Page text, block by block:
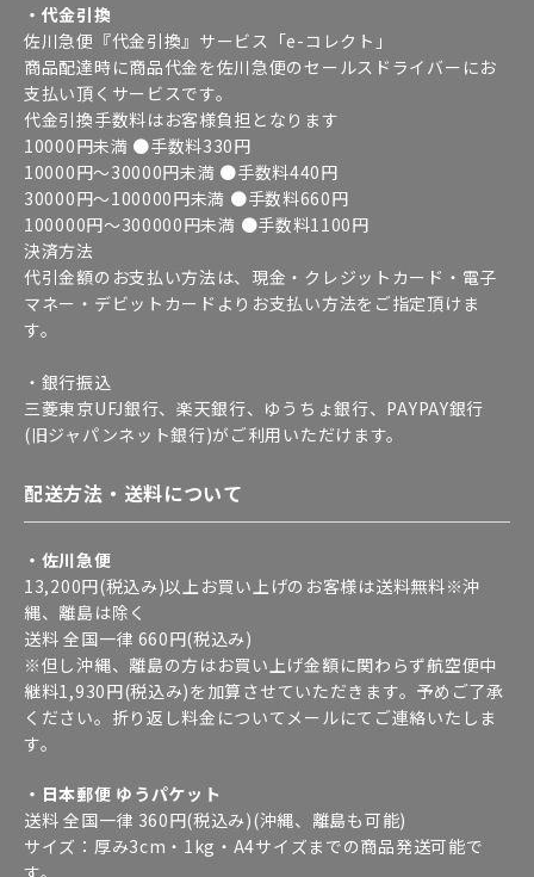
・代金引換
佐川急便『代金引換』サービス「e-コレクト」
商品配達時に商品代金を佐川急便のセールスドライバーにお
支払い頂くサービスです。
代金引換手数料はお客様負担となります
10000円未満 ●手数料330円
10000円～30000円未満 ●手数料440円
30000円～100000円未満 ●手数料660円
100000円～300000円未満 ●手数料1100円
決済方法
代引金額のお支払い方法は、現金・クレジットカード・電子
マネー・デビットカードよりお支払い方法をご指定頂けま
す。
・銀行振込
三菱東京UFJ銀行、楽天銀行、ゆうちょ銀行、PAYPAY銀行
(旧ジャパンネット銀行)がご利用いただけます。
配送方法・送料について
・佐川急便
13,200円(税込み)以上お買い上げのお客様は送料無料※沖
縄、離島は除く
送料 全国一律 660円(税込み)
※但し沖縄、離島の方はお買い上げ金額に関わらず航空便中
継料1,930円(税込み)を加算させていただきます。予めご了承
ください。折り返し料金についてメールにてご連絡いたしま
す。
・日本郵便 ゆうパケット
送料 全国一律 360円(税込み)(沖縄、離島も可能)
サイズ：厚み3cm・1kg・A4サイズまでの商品発送可能で
す。